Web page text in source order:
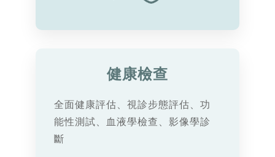
健康檢查
全面健康評估、視診步態評估、功
能性測試、血液學檢查、影像學診
斷